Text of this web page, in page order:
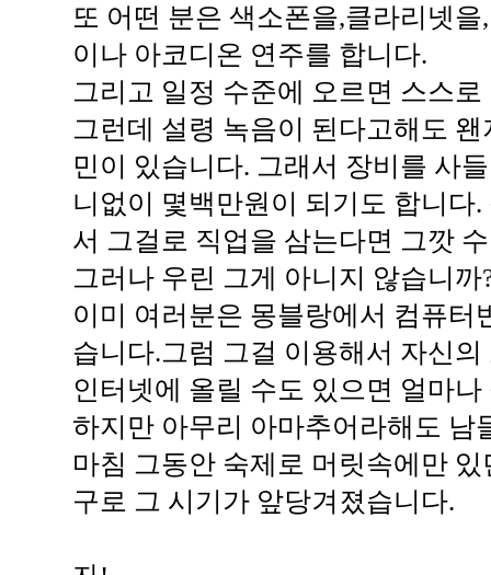
또 어떤 분은 색소폰을,클라리넷
이나 아코디온 연주를 합니다.
그리고 일정 수준에 오르면 스스
그런데 설령 녹음이 된다고해도
민이 있습니다. 그래서 장비를 사
니없이 몇백만원이 되기도 합니다
서 그걸로 직업을 삼는다면 그깟
그러나 우린 그게 아니지 않습니까
이미 여러분은 몽블랑에서 컴퓨
습니다.그럼 그걸 이용해서 자신
인터넷에 올릴 수도 있으면 얼마나
하지만 아무리 아마추어라해도 남
마침 그동안 숙제로 머릿속에만
구로 그 시기가 앞당겨졌습니다.